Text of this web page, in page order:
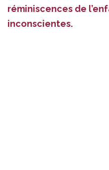
réminiscences de
inconscientes.